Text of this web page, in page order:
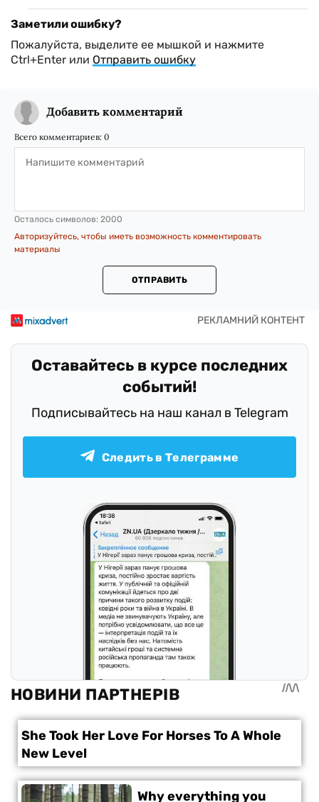
Заметили ошибку?
Пожалуйста, выделите ее мышкой и нажмите
Ctrl+Enter или Отправить ошибку
Добавить комментарий
Всего комментариев: 0
Осталось символов: 2000
Авторизуйтесь, чтобы иметь возможность комментировать
материалы
ОТПРАВИТЬ
Оставайтесь в курсе последних
событий!
Подписывайтесь на наш канал в Telegram
Следить в Телеграмме